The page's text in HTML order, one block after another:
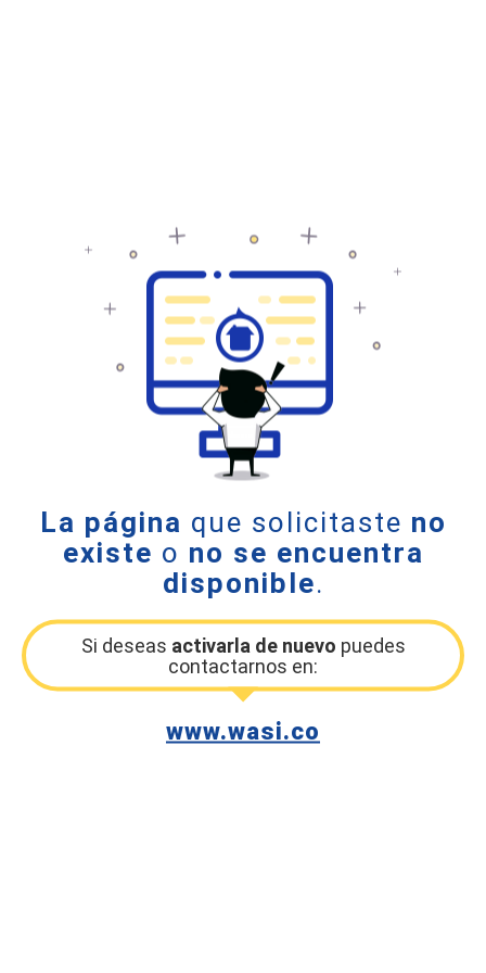
La página que solicitaste no
existe o no se encuentra
disponible.
Si deseas activarla de nuevo puedes
contactarnos en:
www.wasi.co